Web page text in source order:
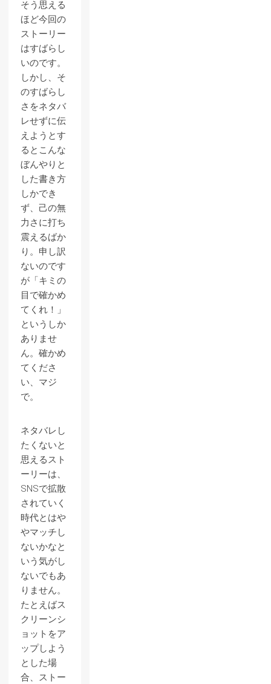
そう思える
ほど今回の
ストーリー
はすばらし
いのです。
しかし、そ
のすばらし
さをネタバ
レせずに伝
えようとす
るとこんな
ぼんやりと
した書き方
しかでき
ず、己の無
力さに打ち
震えるばか
り。申し訳
ないのです
が「キミの
目で確かめ
てくれ！」
というしか
ありませ
ん。確かめ
てくださ
い、マジ
で。
ネタバレし
たくないと
思えるスト
ーリーは、
SNSで拡散
されていく
時代とはや
やマッチし
ないかなと
いう気がし
ないでもあ
りません。
たとえばス
クリーンシ
ョットをア
ップしよう
とした場
合、ストー